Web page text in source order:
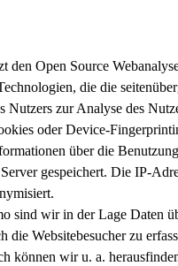
den Open Source
die die
Nutzers zur Analyse des
oder Device-
über die
gespeichert. Die IP-
sind wir in der Lage Daten
die Websitebesucher zu
können wir u. a.